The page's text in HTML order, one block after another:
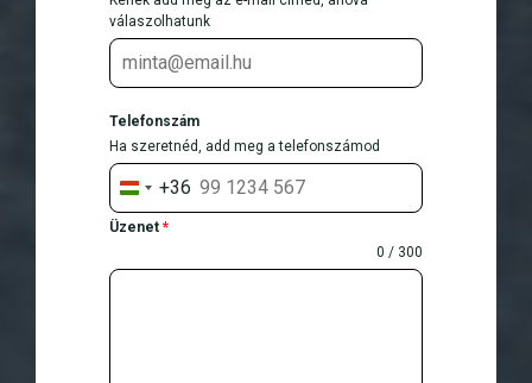
válaszolhatunk
Telefonszám
Ha szeretnéd, add meg a telefonszámod
H
u
g
+36
Üzenet *
0 / 300